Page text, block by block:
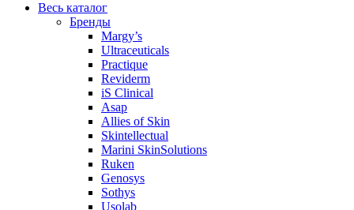
Весь каталог
Бренды
Margy’s
Ultraceuticals
Practique
Reviderm
iS Clinical
Asap
Allies of Skin
Skintellectual
Marini SkinSolutions
Ruken
Genosys
Sothys
Usolab